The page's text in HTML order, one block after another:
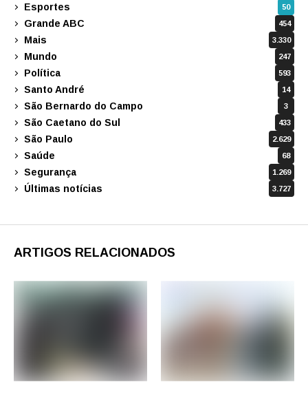
Esportes 50
Grande ABC 454
Mais 3.330
Mundo 247
Política 593
Santo André 14
São Bernardo do Campo 3
São Caetano do Sul 433
São Paulo 2.629
Saúde 68
Segurança 1.269
Últimas notícias 3.727
ARTIGOS RELACIONADOS